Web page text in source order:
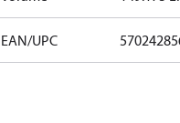
EAN/UPC